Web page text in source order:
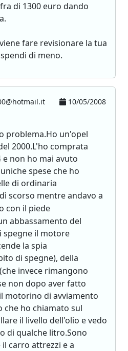
di 1300 euro dando
fare revisionare la tua
di meno.
10/05/2008
problema.Ho un'opel
2000.L'ho comprata
e non ho mai avuto
spese che ho
di ordinaria
scorso mentre andavo a
con il piede
abbassamento del
spegne il motore
la spia
di spegne), della
(che invece rimangono
non dopo aver fatto
motorino di avviamento
che ho chiamato sul
il livello dell'olio e vedo
di qualche litro.Sono
carro attrezzi e a